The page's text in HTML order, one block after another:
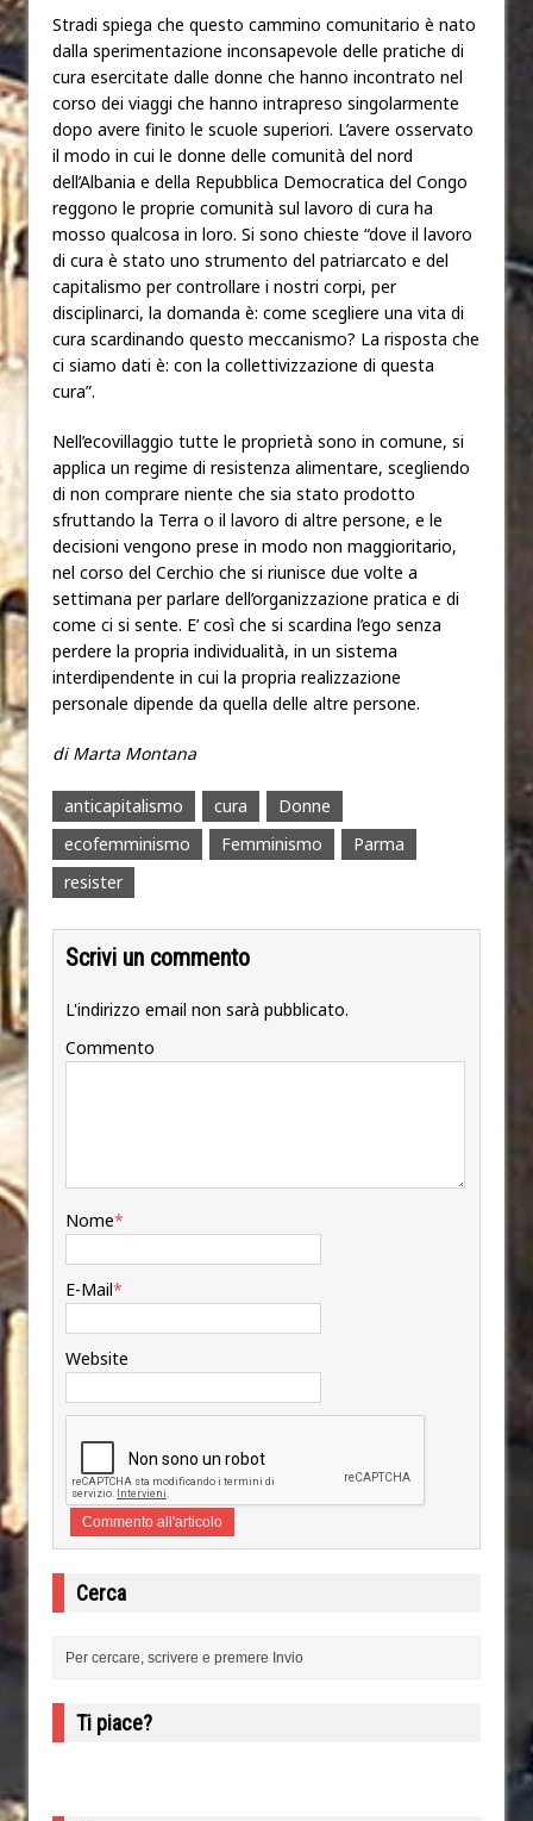
Stradi spiega che questo cammino comunitario è nato
dalla sperimentazione inconsapevole delle pratiche di
cura esercitate dalle donne che hanno incontrato nel
corso dei viaggi che hanno intrapreso singolarmente
dopo avere finito le scuole superiori. L’avere osservato
il modo in cui le donne delle comunità del nord
dell’Albania e della Repubblica Democratica del Congo
reggono le proprie comunità sul lavoro di cura ha
mosso qualcosa in loro. Si sono chieste “dove il lavoro
di cura è stato uno strumento del patriarcato e del
capitalismo per controllare i nostri corpi, per
disciplinarci, la domanda è: come scegliere una vita di
cura scardinando questo meccanismo? La risposta che
ci siamo dati è: con la collettivizzazione di questa
cura”.
Nell’ecovillaggio tutte le proprietà sono in comune, si
applica un regime di resistenza alimentare, scegliendo
di non comprare niente che sia stato prodotto
sfruttando la Terra o il lavoro di altre persone, e le
decisioni vengono prese in modo non maggioritario,
nel corso del Cerchio che si riunisce due volte a
settimana per parlare dell’organizzazione pratica e di
come ci si sente. E’ così che si scardina l’ego senza
perdere la propria individualità, in un sistema
interdipendente in cui la propria realizzazione
personale dipende da quella delle altre persone.
di Marta Montana
anticapitalismo cura
Donne
ecofemminismo
Femminismo
Parma
resister
Scrivi un commento
L'indirizzo email non sarà pubblicato.
Commento
Nome*
E-Mail*
Website
Cerca
Ti piace?